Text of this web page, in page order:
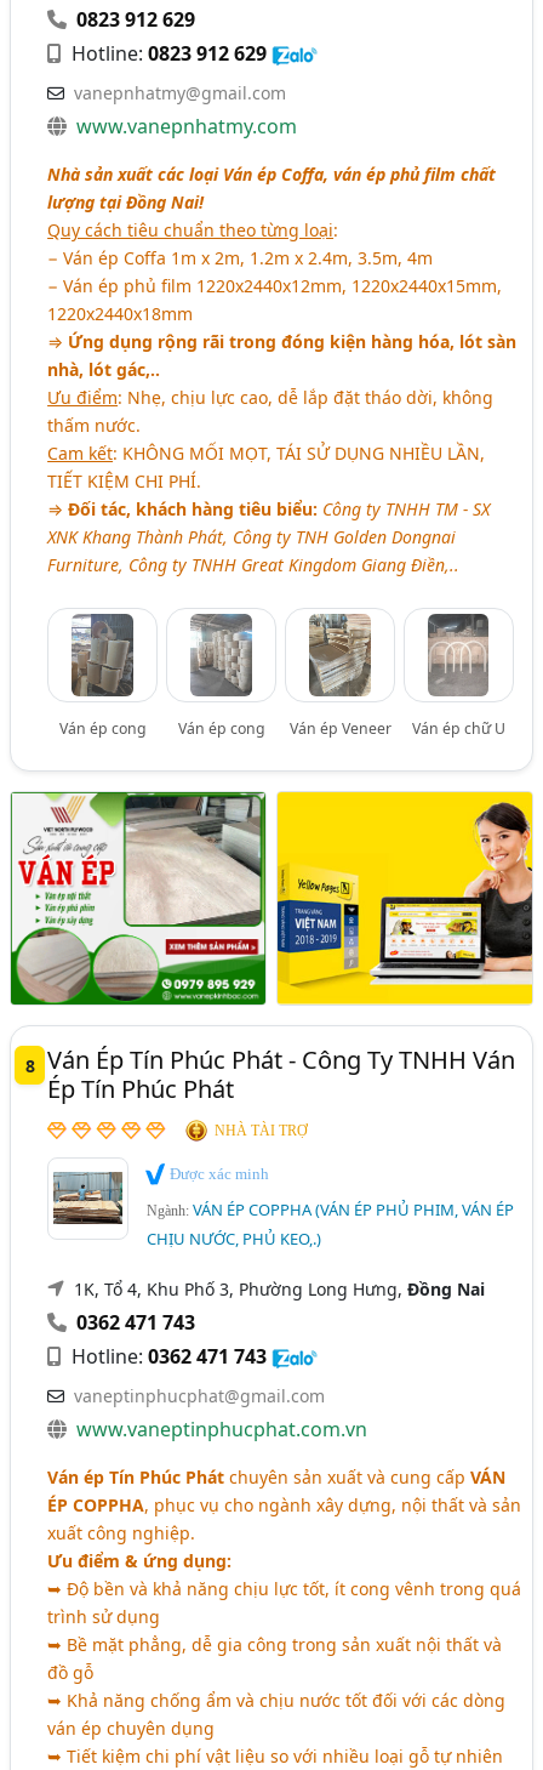
0823 912 629
Hotline:0823 912 629
vanepnhatmy@gmail.com
www.vanepnhatmy.com
Nhà sản xuất các loại Ván ép Coffa, ván ép phủ film chất
lượng tại Đồng Nai!
Quy cách tiêu chuẩn theo từng loại:
− Ván ép Coffa 1m x 2m, 1.2m x 2.4m, 3.5m, 4m
− Ván ép phủ film 1220x2440x12mm, 1220x2440x15mm,
1220x2440x18mm
⇒ Ứng dụng rộng rãi trong đóng kiện hàng hóa, lót sàn
nhà, lót gác,..
Ưu điểm: Nhẹ, chịu lực cao, dễ lắp đặt tháo dời, không
thấm nước.
Cam kết: KHÔNG MỐI MỌT, TÁI SỬ DỤNG NHIỀU LẦN,
TIẾT KIỆM CHI PHÍ.
⇒Đối tác, khách hàng tiêu biểu: Công ty TNHH TM - SX
XNK Khang Thành Phát, Công ty TNH Golden Dongnai
Furniture, Công ty TNHH Great Kingdom Giang Điền,..
Ván ép cong Ván ép cong Ván ép Veneer Ván ép chữ U
8 Ván Ép Tín Phúc Phát - Công Ty TNHH Ván
Ép Tín Phúc Phát
NHÀ TÀI TRỢ
Được xác minh
Ngành:VÁN ÉP COPPHA (VÁN ÉP PHỦ PHIM, VÁN ÉP
CHỊU NƯỚC, PHỦ KEO,.)
1K, Tổ 4, Khu Phố 3, Phường Long Hưng,Đồng Nai
0362 471 743
Hotline:0362 471 743
vaneptinphucphat@gmail.com
www.vaneptinphucphat.com.vn
Ván ép Tín Phúc Phát chuyên sản xuất và cung cấpVÁN
ÉP COPPHA, phục vụ cho ngành xây dựng, nội thất và sản
xuất công nghiệp.
Ưu điểm & ứng dụng:
➥ Độ bền và khả năng chịu lực tốt, ít cong vênh trong quá
trình sử dụng
➥ Bề mặt phẳng, dễ gia công trong sản xuất nội thất và
đồ gỗ
➥ Khả năng chống ẩm và chịu nước tốt đối với các dòng
ván ép chuyên dụng
➥ Tiết kiệm chi phí vật liệu so với nhiều loại gỗ tự nhiên